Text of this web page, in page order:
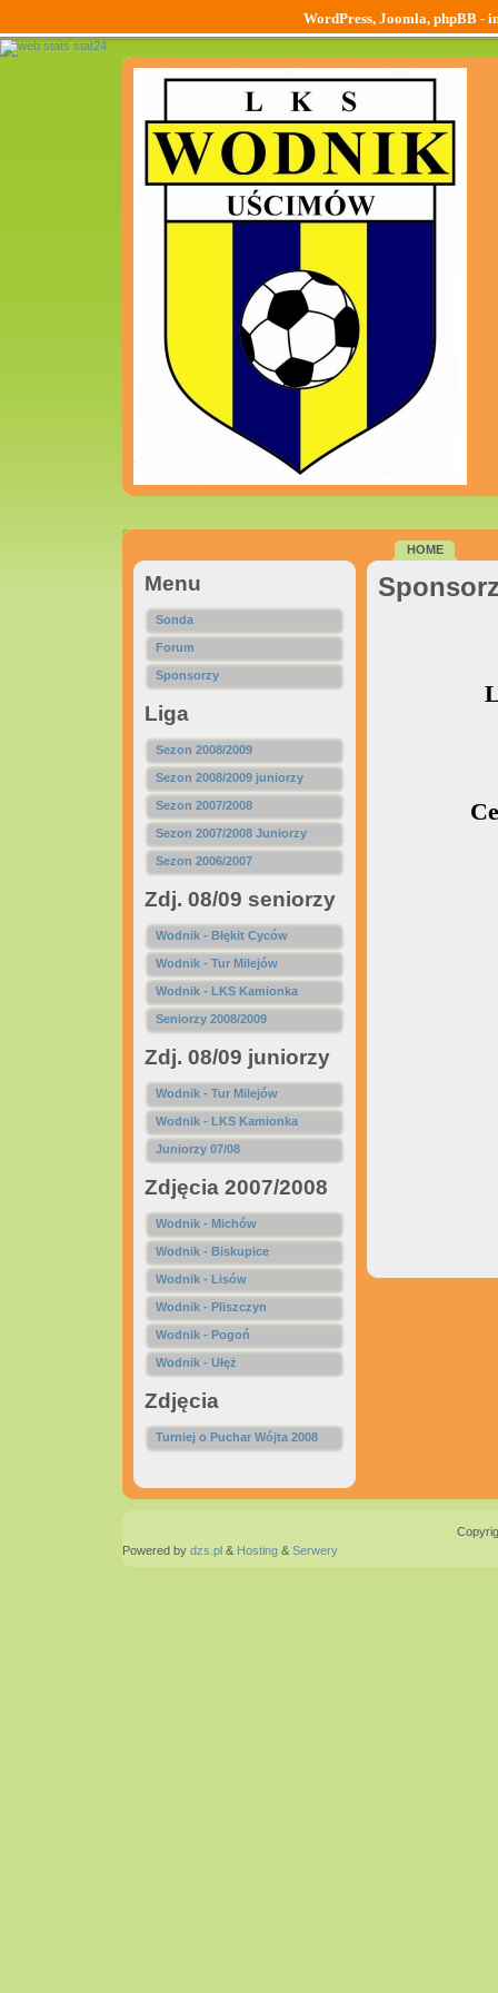
WordPress, Joomla, phpBB -
Menu
Sonda
Forum
Sponsorzy
Liga
Sezon 2008/2009
Sezon 2008/2009 juniorzy
Sezon 2007/2008
Sezon 2007/2008 Juniorzy
Sezon 2006/2007
Zdj. 08/09 seniorzy
Wodnik - Błękit Cyców
Wodnik - Tur Milejów
Wodnik - LKS Kamionka
Seniorzy 2008/2009
Zdj. 08/09 juniorzy
Wodnik - Tur Milejów
Wodnik - LKS Kamionka
Juniorzy 07/08
Zdjęcia 2007/2008
Wodnik - Michów
Wodnik - Biskupice
Wodnik - Lisów
Wodnik - Pliszczyn
Wodnik - Pogoń
Wodnik - Ułęż
Zdjęcia
Turniej o Puchar Wójta 2008
HOME
Powered by dzs.pl & Hosting & Serwery